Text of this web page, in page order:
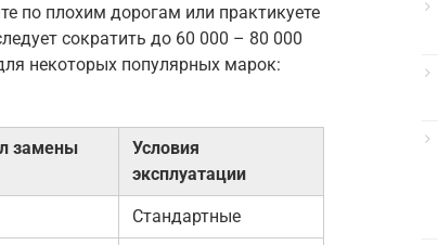
по плохим дорогам или практикуете
сократить до 60 000 – 80 000
некоторых популярных марок:
замены
Условия
эксплуатации
Стандартные